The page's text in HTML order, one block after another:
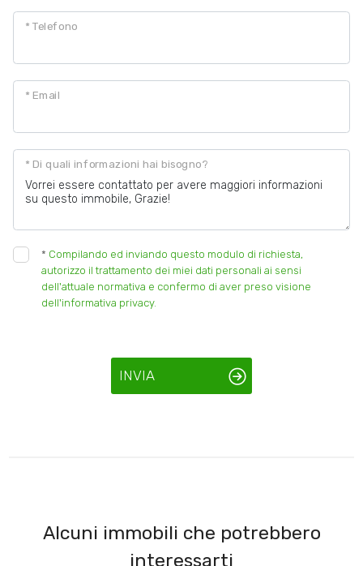
* Telefono
* Email
* Di quali informazioni hai bisogno?
* Compilando ed inviando questo modulo di richiesta,
autorizzo il trattamento dei miei dati personali ai sensi
dell'attuale normativa e confermo di aver preso visione
dell'informativa privacy.
INVIA
Alcuni immobili che potrebbero
interessarti